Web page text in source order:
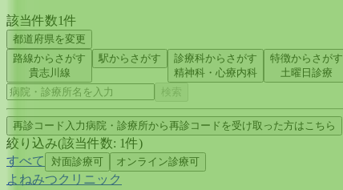
該当件数1件
都道府県を変更
路線からさがす
貴志川線
駅からさがす
診療科からさがす
精神科・心療内科
特徴からさがす
土曜日診療
検索
再診コード入力病院・診療所から再診コードを受け取った方はこちら
絞り込み(該当件数: 1件)
すべて
対面診療可 オンライン診療可
よねみつクリニック